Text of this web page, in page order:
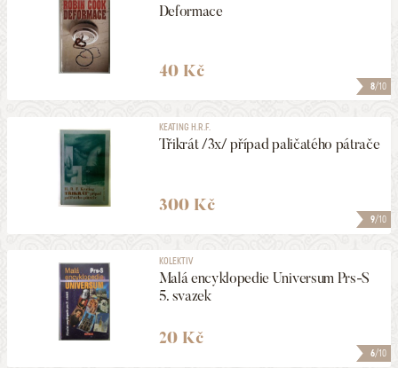
8/10
Deformace
40 Kč
9/10
KEATING H.R.F.
Třikrát /3x/ případ paličatého pátrače
300 Kč
6/10
KOLEKTIV
Malá encyklopedie Universum Prs-S
5. svazek
20 Kč